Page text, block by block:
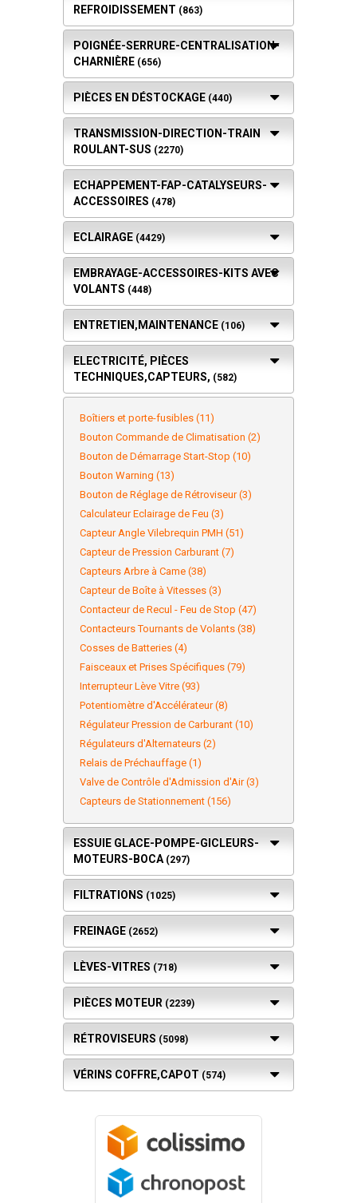
REFROIDISSEMENT (863)
POIGNÉE-SERRURE-CENTRALISATION-
CHARNIÈRE (656)
PIÈCES EN DÉSTOCKAGE (440)
TRANSMISSION-DIRECTION-TRAIN
ROULANT-SUS (2270)
ECHAPPEMENT-FAP-CATALYSEURS-
ACCESSOIRES (478)
ECLAIRAGE (4429)
EMBRAYAGE-ACCESSOIRES-KITS AVEC
VOLANTS (448)
ENTRETIEN,MAINTENANCE (106)
ELECTRICITÉ, PIÈCES
TECHNIQUES,CAPTEURS, (582)
Boîtiers et porte-fusibles (11)
Bouton Commande de Climatisation (2)
Bouton de Démarrage Start-Stop (10)
Bouton Warning (13)
Bouton de Réglage de Rétroviseur (3)
Calculateur Eclairage de Feu (3)
Capteur Angle Vilebrequin PMH (51)
Capteur de Pression Carburant (7)
Capteurs Arbre à Came (38)
Capteur de Boîte à Vitesses (3)
Contacteur de Recul - Feu de Stop (47)
Contacteurs Tournants de Volants (38)
Cosses de Batteries (4)
Faisceaux et Prises Spécifiques (79)
Interrupteur Lève Vitre (93)
Potentiomètre d'Accélérateur (8)
Régulateur Pression de Carburant (10)
Régulateurs d'Alternateurs (2)
Relais de Préchauffage (1)
Valve de Contrôle d'Admission d'Air (3)
Capteurs de Stationnement (156)
ESSUIE GLACE-POMPE-GICLEURS-
MOTEURS-BOCA(297)
FILTRATIONS (1025)
FREINAGE (2652)
LÈVES-VITRES (718)
PIÈCES MOTEUR (2239)
RÉTROVISEURS (5098)
VÉRINS COFFRE,CAPOT (574)